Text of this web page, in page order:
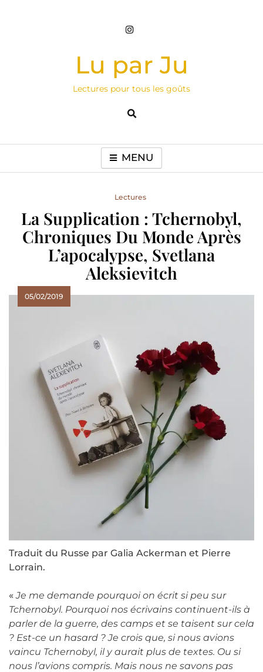
Lu par Ju
Lectures pour tous les goûts
MENU
Lectures
La Supplication : Tchernobyl,
Chroniques Du Monde Après
L’apocalypse, Svetlana
Aleksievitch
05/02/2019
Traduit du Russe par Galia Ackerman et Pierre
Lorrain.
«Je me demande pourquoi on écrit si peu sur
Tchernobyl. Pourquoi nos écrivains continuent-ils à
parler de la guerre, des camps et se taisent sur cela
? Est-ce un hasard ? Je crois que, si nous avions
vaincu Tchernobyl, il y aurait plus de textes. Ou si
nous l’avions compris. Mais nous ne savons pas